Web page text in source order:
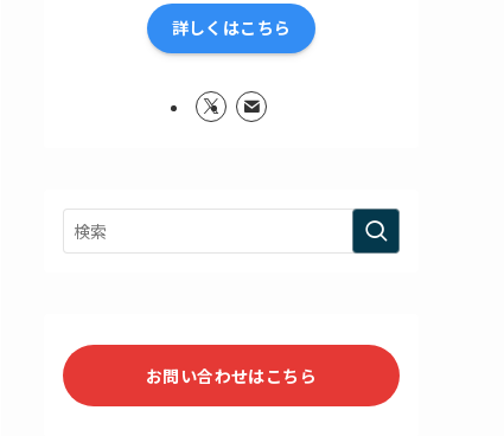
詳しくはこちら
お問い合わせはこちら